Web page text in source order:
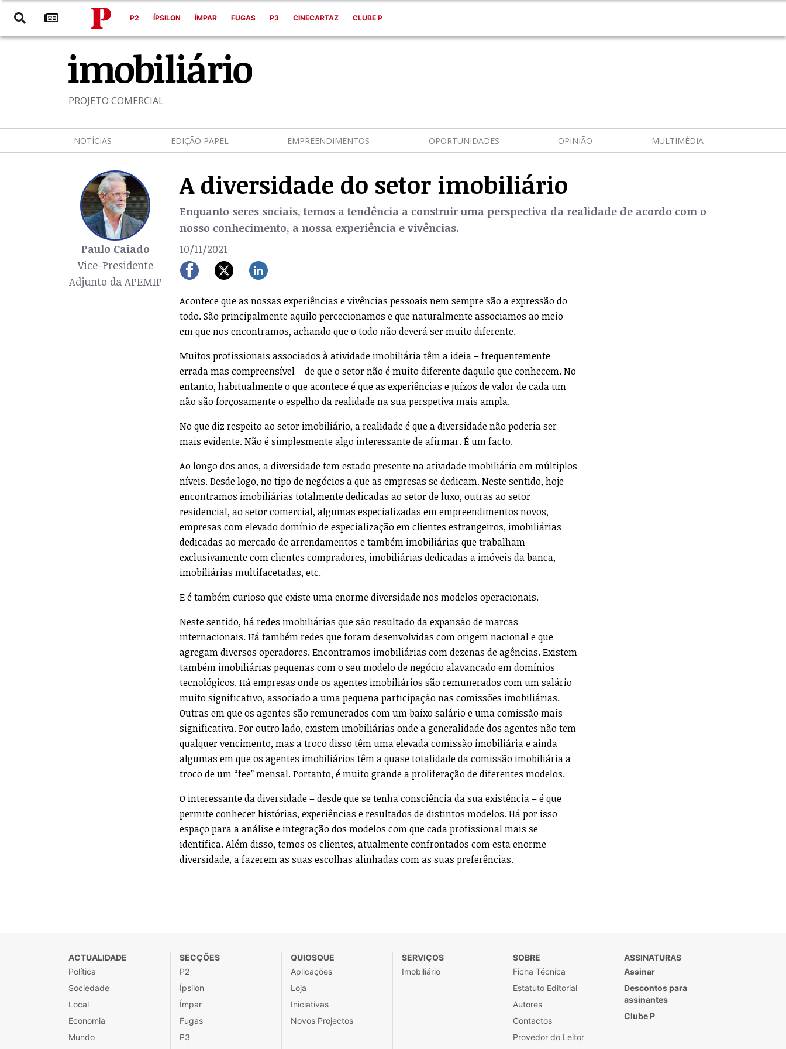
P2 ÍPSILON ÍMPAR FUGAS P3 CINECARTAZ CLUBE P
PROJETO COMERCIAL
NOTÍCIAS EDIÇÃO PAPEL EMPREENDIMENTOS OPORTUNIDADES OPINIÃO MULTIMÉDIA
Paulo Caiado
Vice-Presidente
Adjunto da APEMIP
A diversidade do setor imobiliário
Enquanto seres sociais, temos a tendência a construir uma perspectiva da realidade de acordo com o
nosso conhecimento, a nossa experiência e vivências.
10/11/2021
Acontece que as nossas experiências e vivências pessoais nem sempre são a expressão do
todo. São principalmente aquilo percecionamos e que naturalmente associamos ao meio
em que nos encontramos, achando que o todo não deverá ser muito diferente.
Muitos profissionais associados à atividade imobiliária têm a ideia – frequentemente
errada mas compreensível – de que o setor não é muito diferente daquilo que conhecem. No
entanto, habitualmente o que acontece é que as experiências e juízos de valor de cada um
não são forçosamente o espelho da realidade na sua perspetiva mais ampla.
No que diz respeito ao setor imobiliário, a realidade é que a diversidade não poderia ser
mais evidente. Não é simplesmente algo interessante de afirmar. É um facto.
Ao longo dos anos, a diversidade tem estado presente na atividade imobiliária em múltiplos
níveis. Desde logo, no tipo de negócios a que as empresas se dedicam. Neste sentido, hoje
encontramos imobiliárias totalmente dedicadas ao setor de luxo, outras ao setor
residencial, ao setor comercial, algumas especializadas em empreendimentos novos,
empresas com elevado domínio de especialização em clientes estrangeiros, imobiliárias
dedicadas ao mercado de arrendamentos e também imobiliárias que trabalham
exclusivamente com clientes compradores, imobiliárias dedicadas a imóveis da banca,
imobiliárias multifacetadas, etc.
E é também curioso que existe uma enorme diversidade nos modelos operacionais.
Neste sentido, há redes imobiliárias que são resultado da expansão de marcas
internacionais. Há também redes que foram desenvolvidas com origem nacional e que
agregam diversos operadores. Encontramos imobiliárias com dezenas de agências. Existem
também imobiliárias pequenas com o seu modelo de negócio alavancado em domínios
tecnológicos. Há empresas onde os agentes imobiliários são remunerados com um salário
muito significativo, associado a uma pequena participação nas comissões imobiliárias.
Outras em que os agentes são remunerados com um baixo salário e uma comissão mais
significativa. Por outro lado, existem imobiliárias onde a generalidade dos agentes não tem
qualquer vencimento, mas a troco disso têm uma elevada comissão imobiliária e ainda
algumas em que os agentes imobiliários têm a quase totalidade da comissão imobiliária a
troco de um “fee” mensal. Portanto, é muito grande a proliferação de diferentes modelos.
O interessante da diversidade – desde que se tenha consciência da sua existência – é que
permite conhecer histórias, experiências e resultados de distintos modelos. Há por isso
espaço para a análise e integração dos modelos com que cada profissional mais se
identifica. Além disso, temos os clientes, atualmente confrontados com esta enorme
diversidade, a fazerem as suas escolhas alinhadas com as suas preferências.
ACTUALIDADE
Política
Sociedade
Local
Economia
Mundo
SECÇÕES
P2
Ípsilon
Ímpar
Fugas
P3
QUIOSQUE
Aplicações
Loja
Iniciativas
Novos Projectos
SERVIÇOS
Imobiliário
SOBRE
Ficha Técnica
Estatuto Editorial
Autores
Contactos
Provedor do Leitor
ASSINATURAS
Assinar
Descontos para
assinantes
Clube P